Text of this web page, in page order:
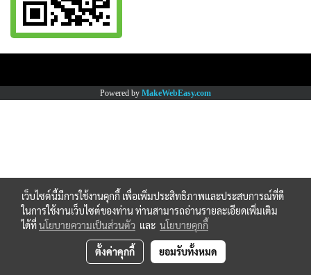
Powered by MakeWebEasy.com
เว็บไซต์นี้มีการใช้งานคุกกี้ เพื่อเพิ่มประสิทธิภาพและประสบการณ์ที่ดี
ในการใช้งานเว็บไซต์ของท่าน ท่านสามารถอ่านรายละเอียดเพิ่มเติม
ได้ที่นโยบายความเป็นส่วนตัว และ นโยบายคุกกี้
ตั้งค่าคุกกี้ ยอมรับทั้งหมด